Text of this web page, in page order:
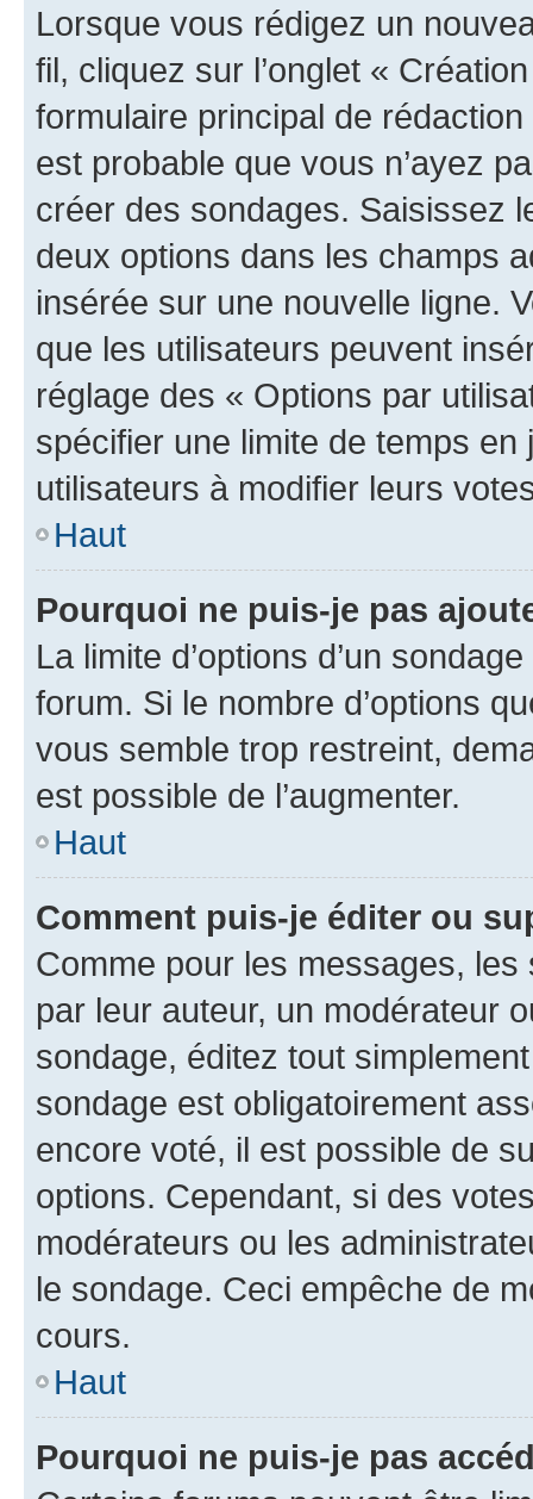
Lorsque vous rédigez un
fil, cliquez sur l’onglet «
formulaire principal de
est probable que vous n’ayez
créer des sondages. Saisissez
deux options dans les champs
insérée sur une nouvelle ligne.
que les utilisateurs peuvent
réglage des « Options par
spécifier une limite de temps
utilisateurs à modifier leurs
Haut
Pourquoi ne puis-je pas
La limite d’options d’un
forum. Si le nombre d’options
vous semble trop restreint,
est possible de l’augmenter.
Haut
Comment puis-je éditer ou
Comme pour les messages,
par leur auteur, un modérateur
sondage, éditez tout
sondage est obligatoirement
encore voté, il est possible de
options. Cependant, si des
modérateurs ou les
le sondage. Ceci empêche de
cours.
Haut
Pourquoi ne puis-je pas